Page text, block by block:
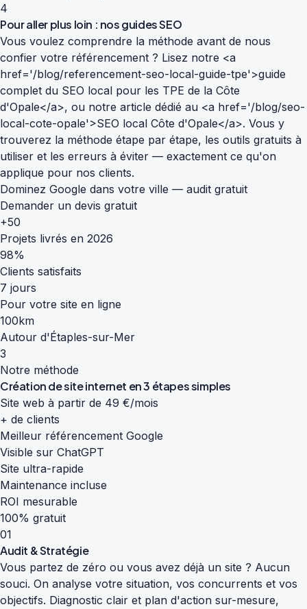
4
Pour aller plus loin : nos guides SEO
Vous voulez comprendre la méthode avant de nous
confier votre référencement ? Lisez notre <a
href='/blog/referencement-seo-local-guide-tpe'>guide
complet du SEO local pour les TPE de la Côte
d'Opale</a>, ou notre article dédié au <a href='/blog/seo-
local-cote-opale'>SEO local Côte d'Opale</a>. Vous y
trouverez la méthode étape par étape, les outils gratuits à
utiliser et les erreurs à éviter — exactement ce qu'on
applique pour nos clients.
Dominez Google dans votre ville — audit gratuit
Demander un devis gratuit
+50
Projets livrés en 2026
98%
Clients satisfaits
7 jours
Pour votre site en ligne
100km
Autour d'Étaples-sur-Mer
3
Notre méthode
Création de site internet en3 étapes simples
Site web à partir de 49 €/mois
+ de clients
Meilleur référencement Google
Visible sur ChatGPT
Site ultra-rapide
Maintenance incluse
ROI mesurable
100% gratuit
01
Audit & Stratégie
Vous partez de zéro ou vous avez déjà un site ? Aucun
souci. On analyse votre situation, vos concurrents et vos
objectifs. Diagnostic clair et plan d'action sur-mesure,